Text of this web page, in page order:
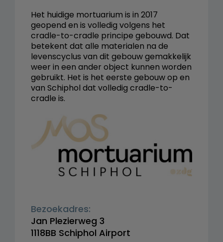
Het huidige mortuarium is in 2017
geopend en is volledig volgens het
cradle-to-cradle principe gebouwd. Dat
betekent dat alle materialen na de
levenscyclus van dit gebouw gemakkelijk
weer in een ander object kunnen worden
gebruikt. Het is het eerste gebouw op en
van Schiphol dat volledig cradle-to-
cradle is.
Bezoekadres:
Jan Plezierweg 3
1118BB Schiphol Airport